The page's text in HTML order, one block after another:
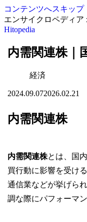
コンテンツへスキップ
エンサイクロペディア
Hitopedia
内需関連株｜
経済
2024.09.072026.02.21
内需関連株
内需関連株とは、国
買行動に影響を受け
通信業などが挙げら
調な際にパフォーマ